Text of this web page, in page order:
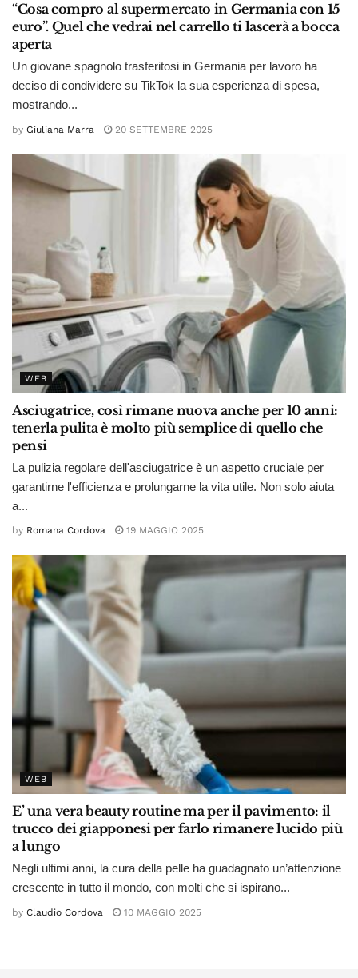
“Cosa compro al supermercato in Germania con 15
euro”. Quel che vedrai nel carrello ti lascerà a bocca
aperta
Un giovane spagnolo trasferitosi in Germania per lavoro ha
deciso di condividere su TikTok la sua esperienza di spesa,
mostrando...
by Giuliana Marra 20 SETTEMBRE 2025
WEB
Asciugatrice, così rimane nuova anche per 10 anni:
tenerla pulita è molto più semplice di quello che
pensi
La pulizia regolare dell'asciugatrice è un aspetto cruciale per
garantirne l'efficienza e prolungarne la vita utile. Non solo aiuta
a...
by Romana Cordova 19 MAGGIO 2025
WEB
E’ una vera beauty routine ma per il pavimento: il
trucco dei giapponesi per farlo rimanere lucido più
a lungo
Negli ultimi anni, la cura della pelle ha guadagnato un’attenzione
crescente in tutto il mondo, con molti che si ispirano...
by Claudio Cordova 10 MAGGIO 2025